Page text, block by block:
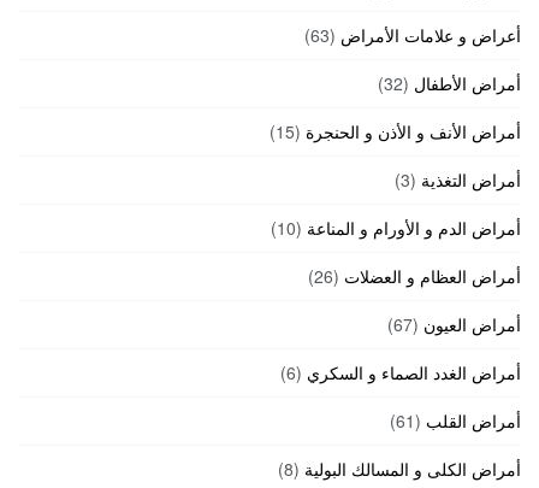
أعراض و علامات الأمراض (63)
أمراض الأطفال (32)
أمراض الأنف و الأذن و الحنجرة (15)
أمراض التغذية (3)
أمراض الدم و الأورام و المناعة (10)
أمراض العظام و العضلات (26)
أمراض العيون (67)
أمراض الغدد الصماء و السكري (6)
أمراض القلب (61)
أمراض الكلى و المسالك البولية (8)